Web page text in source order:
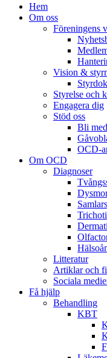
Hem
Om oss
Föreningens
Vision &
Styrelse och
Engagera dig
Stöd oss
Bli
OCD-
Om OCD
Diagnoser
Litteratur
Artiklar och
Sociala
Få hjälp
Behandling
KBT